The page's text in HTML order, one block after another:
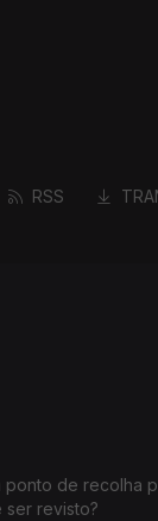
RSS
ponto de recolha
revisto?